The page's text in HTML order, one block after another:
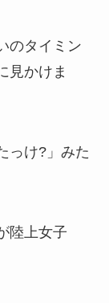
のタイミン
見かけま
っけ?」みた
陸上女子